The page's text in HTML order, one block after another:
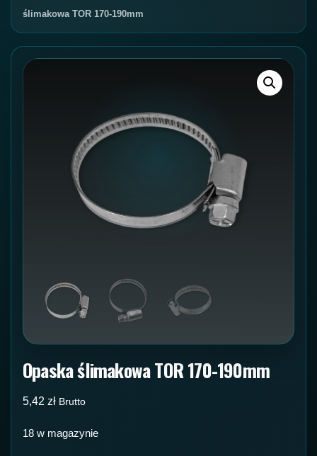
ślimakowa TOR 170-190mm
Opaska ślimakowa TOR 170-190mm
5,42 zł Brutto
18 w magazynie